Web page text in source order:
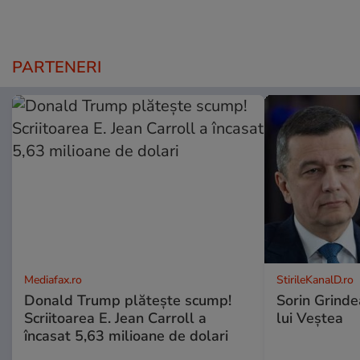
PARTENERI
Mediafax.ro
Donald Trump plătește scump!
Scriitoarea E. Jean Carroll a
încasat 5,63 milioane de dolari
StirileKanalD.ro
Sorin
lui Veștea